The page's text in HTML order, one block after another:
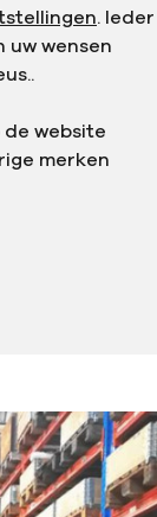
. Ieder
uw wensen
website
merken